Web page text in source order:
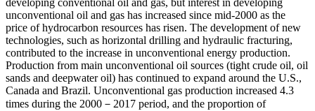
developing conventional oil and gas, but interest in developing
unconventional oil and gas has increased since mid-2000 as the
price of hydrocarbon resources has risen. The development of new
technologies, such as horizontal drilling and hydraulic fracturing,
contributed to the increase in unconventional energy production.
Production from main unconventional oil sources (tight crude oil, oil
sands and deepwater oil) has continued to expand around the U.S.,
Canada and Brazil. Unconventional gas production increased 4.3
times during the 2000－2017 period, and the proportion of